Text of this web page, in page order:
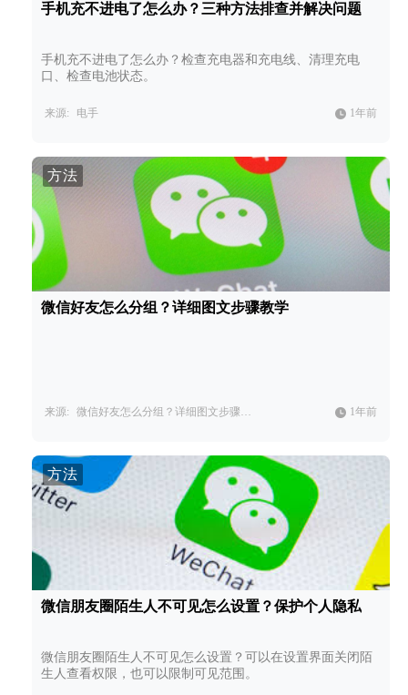
手机充不进电了怎么办？三种方法排查并解决问题
手机充不进电了怎么办？检查充电器和充电线、清理充电
口、检查电池状态。
来源: 电手 1年前
方法
微信好友怎么分组？详细图文步骤教学
来源: 微信好友怎么分组？详细图文步骤教学，快速管理微信好友。 1年前
方法
微信朋友圈陌生人不可见怎么设置？保护个人隐私
微信朋友圈陌生人不可见怎么设置？可以在设置界面关闭陌
生人查看权限，也可以限制可见范围。